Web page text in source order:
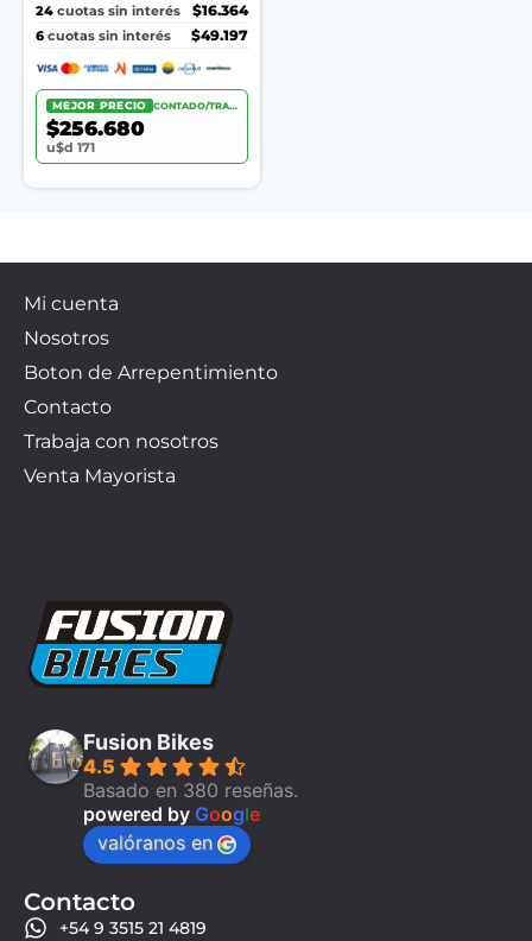
24 cuotas sin interés
$16.364
6 cuotas sin interés $49.197
MEJOR PRECIO CONTADO/TRANSF.
$256.680
u$d 171
Mi cuenta
Nosotros
Boton de Arrepentimiento
Contacto
Trabaja con nosotros
Venta Mayorista
Fusion Bikes
4.5
Basado en 380 reseñas.
powered by Google
valóranos en
Contacto
+54 9 3515 21 4819